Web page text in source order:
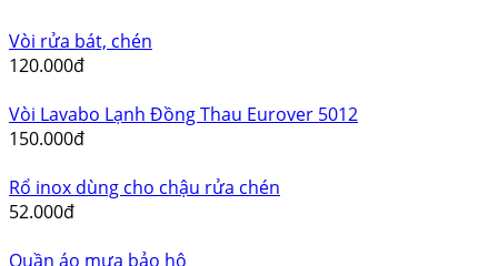
Sản phẩm bán chạy
Cuộn Ruột Gà Phi 16 - Loại Đặc Biệt - 50 Mét..
Vòi tắm hoa sen tăng áp kèm dây Panda